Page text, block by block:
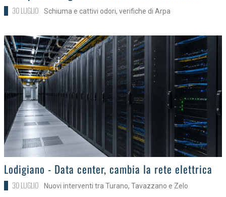
30 LUGLIO Schiuma e cattivi odori, verifiche di Arpa
>Lodigiano - Data center, cambia la rete elettrica
30 LUGLIO Nuovi interventi tra Turano, Tavazzano e Zelo